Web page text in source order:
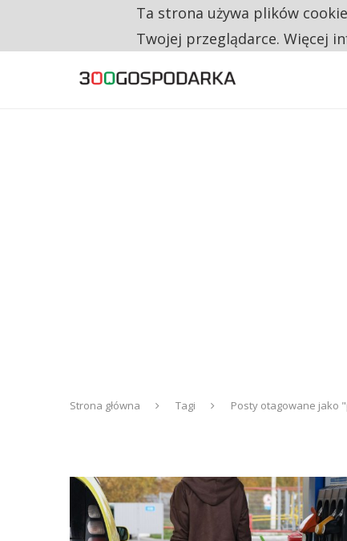
TRZECH NA CZTERECH PONOWNIE
Strona główna Tagi Posty otagowane jako
Ta strona używa plików
Twojej przeglądarce. Więcej